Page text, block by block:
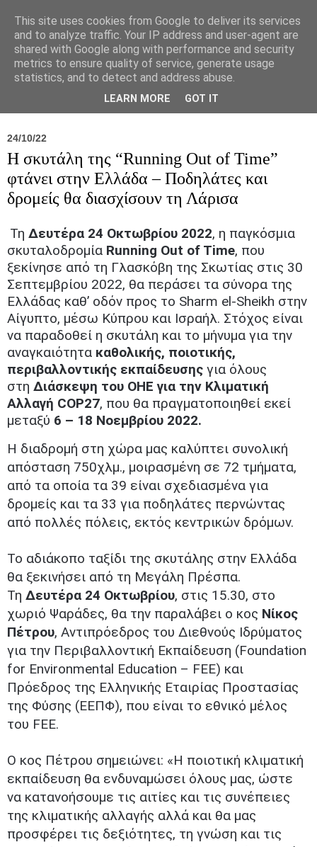
Σύλλογος Ιπποκράτειος
24/10/22
Η σκυτάλη της “Running Out of Time”
φτάνει στην Ελλάδα – Ποδηλάτες και
δρομείς θα διασχίσουν τη Λάρισα
Τη Δευτέρα 24 Οκτωβρίου 2022, η παγκόσμια
σκυταλοδρομία Running Out of Time, που
ξεκίνησε από τη Γλασκόβη της Σκωτίας στις 30
Σεπτεμβρίου 2022, θα περάσει τα σύνορα της
Ελλάδας καθ’ οδόν προς το Sharm el-Sheikh στην
Αίγυπτο, μέσω Κύπρου και Ισραήλ. Στόχος είναι
να παραδοθεί η σκυτάλη και το μήνυμα για την
αναγκαιότητα καθολικής, ποιοτικής,
περιβαλλοντικής εκπαίδευσης για όλους
στη Διάσκεψη του ΟΗΕ για την Κλιματική
Αλλαγή COP27, που θα πραγματοποιηθεί εκεί
μεταξύ 6 – 18 Νοεμβρίου 2022.
Η διαδρομή στη χώρα μας καλύπτει συνολική
απόσταση 750χλμ., μοιρασμένη σε 72 τμήματα,
από τα οποία τα 39 είναι σχεδιασμένα για
δρομείς και τα 33 για ποδηλάτες περνώντας
από πολλές πόλεις, εκτός κεντρικών δρόμων.
Το αδιάκοπο ταξίδι της σκυτάλης στην Ελλάδα
θα ξεκινήσει από τη Μεγάλη Πρέσπα.
Τη Δευτέρα 24 Οκτωβρίου, στις 15.30, στο
χωριό Ψαράδες, θα την παραλάβει ο κος Νίκος
Πέτρου, Αντιπρόεδρος του Διεθνούς Ιδρύματος
για την Περιβαλλοντική Εκπαίδευση (Foundation
for Environmental Education – FEE) και
Πρόεδρος της Ελληνικής Εταιρίας Προστασίας
της Φύσης (ΕΕΠΦ), που είναι το εθνικό μέλος
του FEE.
Ο κος Πέτρου σημειώνει: «Η ποιοτική κλιματική
εκπαίδευση θα ενδυναμώσει όλους μας, ώστε
να κατανοήσουμε τις αιτίες και τις συνέπειες
της κλιματικής αλλαγής αλλά και θα μας
προσφέρει τις δεξιότητες, τη γνώση και τις
This site uses cookies from Google to deliver its services
and to analyze traffic. Your IP address and user-agent are
shared with Google along with performance and security
metrics to ensure quality of service, generate usage
statistics, and to detect and address abuse.
LEARN MORE GOT IT